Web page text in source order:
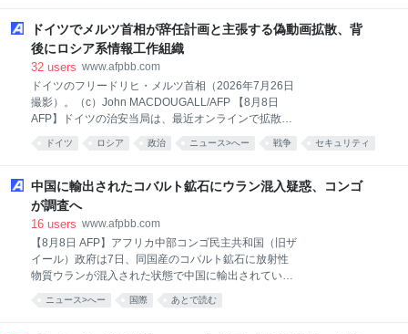
り、研究者数とともに1位となった。20年前に注目度
が高い論文数が4位だった日本は、研究力の強化が急
務となっている。 中韓との差は拡大同研究所は、
論文に引用された回数が各分野で上位10％に入る論文
（トップ10％論文）の数などを調べた。
ドイツでメルツ首相が辞任計画と主張する偽動画拡散、背
後にロシア系情報工作組織
32 users www.afpbb.com
ドイツのフリードリヒ・メルツ首相（2026年7月26日
撮影）。（c）John MACDOUGALL/AFP 【8月8日
AFP】ドイツの治安当局は、最近オンラインで拡散さ
れたフリードリヒ・メルツ首相が辞任を計画している
と主張する偽動画について、ロシア系情報工作組織が
明らかにした。 この動画は、ドイツの情報を複数の言
語で発信する国外向け公共放送ドイチェ・ウェレと経
済紙ハンデルスブラットのロゴやブランドを不正に使
盟（CDU）からの流出文書によれば、支持率の低迷を
受けてメルツ氏が来週辞任する計画だと主張する内容
だった。 ドイチェ・ウェレとハンデルスブラットはい
ずれも、この動画は完全なねつ造だとの声明を出して
ドイツ ロシア 政治 ニュース>へー 戦争 セキュリティ
中国に輸出されたコバルト鉱石にウラン混入疑惑、コンゴ
が調査へ
16 users www.afpbb.com
【8月8日 AFP】アフリカ中部コンゴ民主共和国（旧ザ
イール）政府は7日、同国産のコバルト鉱石に放射性
物質ウランが混入された状態で中国に輸出されていた
との報道を受け、実態調査を行うと発表した。 この発
表は、英紙フィナンシャル・タイムズ（FT）や調査報
ニュース>へー 国際 あとで読む